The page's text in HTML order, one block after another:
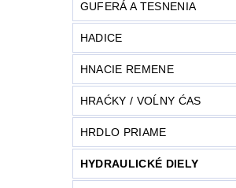
GUFERÁ A TESNENIA
HADICE
HNACIE REMENE
HRAĆKY / VOĹNY ĆAS
HRDLO PRIAME
HYDRAULICKÉ DIELY